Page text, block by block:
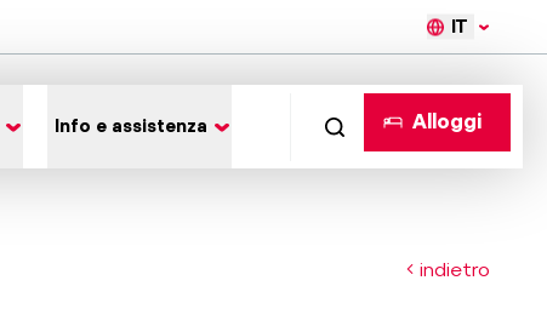
IT
Info e assistenza Alloggi
indietro